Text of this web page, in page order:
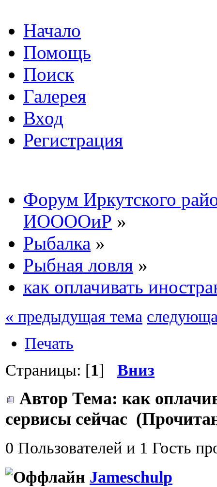
Начало
Помощь
Поиск
Галерея
Вход
Регистрация
Форум Иркутского
ИООООиР »
Рыбалка »
Рыбная ловля »
как оплачивать
« предыдущая тема
Печать
Страницы: [1] Вниз
Автор Тема: как
сервисы сейчас
0 Пользователей и 1 Гость
Jameschulp